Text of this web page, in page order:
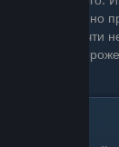
постепенно
5 почти
больше